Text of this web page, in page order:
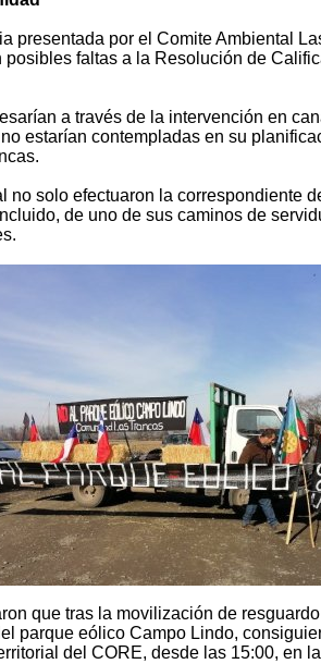
presentada por el Comite Ambiental
posibles faltas a la Resolución de
a través de la intervención en
estarían contempladas en su
no solo efectuaron la correspondiente
de uno de sus caminos de
que tras la movilización de
parque eólico Campo Lindo,
del CORE, desde las 15:00, en